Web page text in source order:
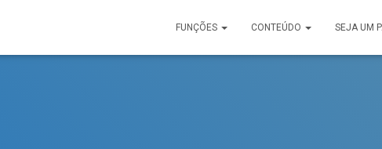
FUNÇÕES CONTEÚDO SEJA UM